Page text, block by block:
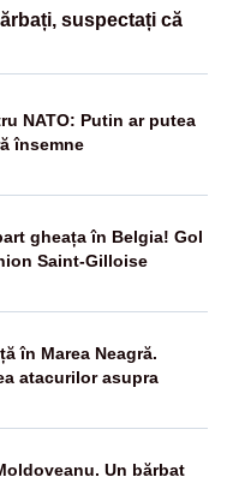
suspectați că
NATO: Putin ar putea
însemne
gheața în Belgia! Gol
Saint-Gilloise
în Marea Neagră.
atacurilor asupra
Un bărbat